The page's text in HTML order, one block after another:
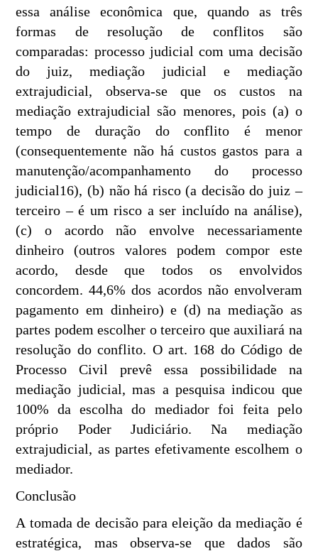
essa análise econômica que, quando as três
formas de resolução de conflitos são
comparadas: processo judicial com uma decisão
do juiz, mediação judicial e mediação
extrajudicial, observa-se que os custos na
mediação extrajudicial são menores, pois (a) o
tempo de duração do conflito é menor
(consequentemente não há custos gastos para a
manutenção/acompanhamento do processo
judicial16), (b) não há risco (a decisão do juiz –
terceiro – é um risco a ser incluído na análise),
(c) o acordo não envolve necessariamente
dinheiro (outros valores podem compor este
acordo, desde que todos os envolvidos
concordem. 44,6% dos acordos não envolveram
pagamento em dinheiro) e (d) na mediação as
partes podem escolher o terceiro que auxiliará na
resolução do conflito. O art. 168 do Código de
Processo Civil prevê essa possibilidade na
mediação judicial, mas a pesquisa indicou que
100% da escolha do mediador foi feita pelo
próprio Poder Judiciário. Na mediação
extrajudicial, as partes efetivamente escolhem o
mediador.
Conclusão
A tomada de decisão para eleição da mediação é
estratégica, mas observa-se que dados são